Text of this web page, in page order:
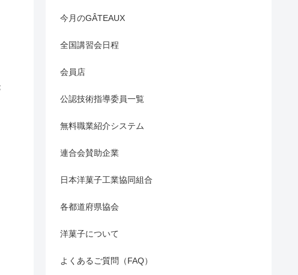
今月のGÂTEAUX
全国講習会日程
会員店
公認技術指導委員一覧
無料職業紹介システム
連合会賛助企業
日本洋菓子工業協同組合
各都道府県協会
洋菓子について
よくあるご質問（FAQ）